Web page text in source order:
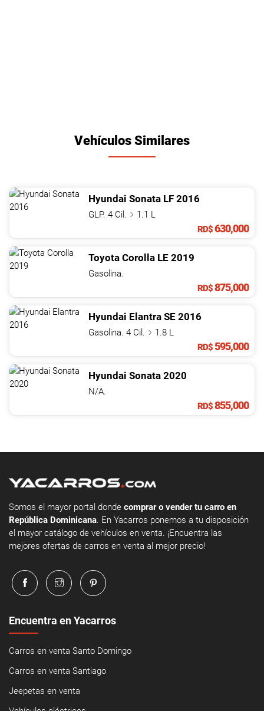
Vehículos Similares
Hyundai Sonata LF 2016
GLP. 4 Cil.
1.1 L
RD$630,000
Toyota Corolla LE 2019
Gasolina.
RD$875,000
Hyundai Elantra SE 2016
Gasolina. 4 Cil.
1.8 L
RD$595,000
Hyundai Sonata 2020
N/A.
RD$855,000
Somos el mayor portal donde comprar o vender tu carro en
República Dominicana. En Yacarros ponemos a tu disposición
el mayor catálogo de vehículos en venta. ¡Encuentra las
mejores ofertas de carros en venta al mejor precio!
Encuentra en Yacarros
Carros en venta Santo Domingo
Carros en venta Santiago
Jeepetas en venta